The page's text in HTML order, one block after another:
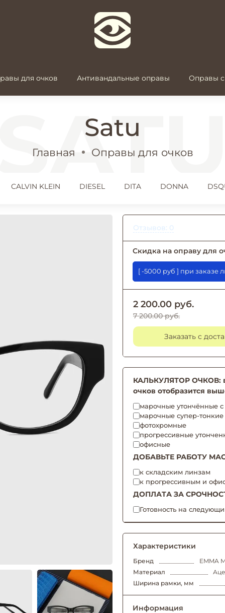
для очков Антивандальные оправы Оправы
Satu
Главная Оправы для очков
CALVIN KLEIN DIESEL DITA DONNA
Отзывов: 0
Скидка на оправу для
[ -5000 руб ] при
2 200.00 руб.
7 200.00 руб.
Заказать с
КАЛЬКУЛЯТОР ОЧКОВ:
очков отобразится
марочные утончённые
марочные супер-
фотохромные
прогрессивные
офисные
ДОБАВЬТЕ РАБОТУ
к складским линзам
к прогрессивным и
ДОПЛАТА ЗА
Готовность на
Характеристики
Бренд
EMMA
Материал
Ширина рамки, мм
Информация